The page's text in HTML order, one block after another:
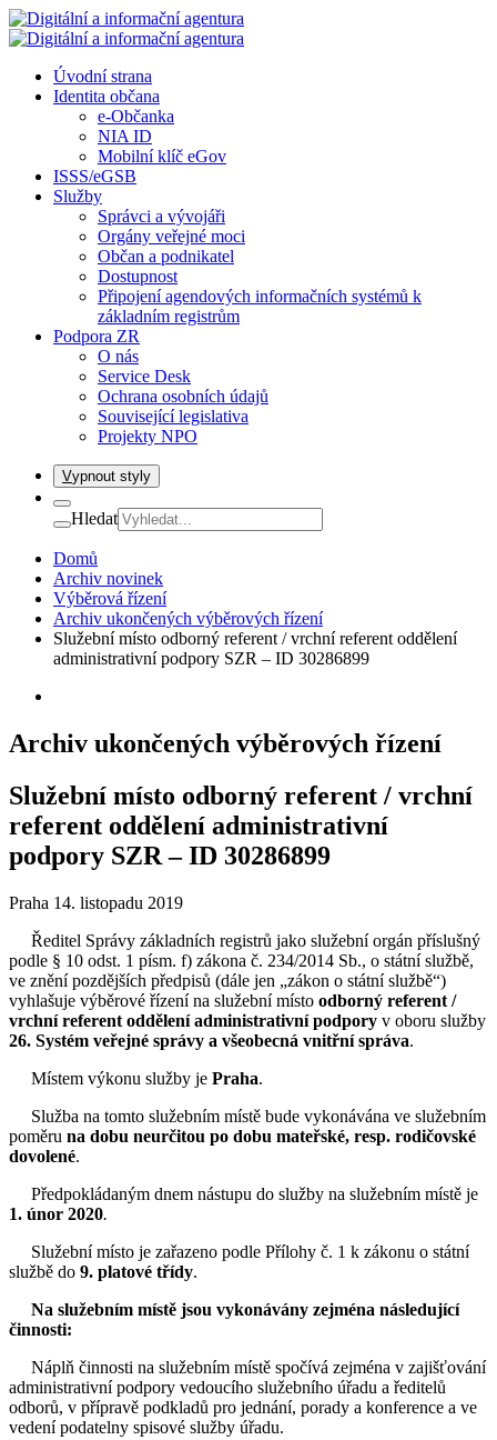
Úvodní strana
Identita občana
e-Občanka
NIA ID
Mobilní klíč eGov
ISSS/eGSB
Služby
Správci a vývojáři
Orgány veřejné moci
Občan a podnikatel
Dostupnost
Připojení agendových informačních systémů k
základním registrům
Podpora ZR
O nás
Service Desk
Ochrana osobních údajů
Související legislativa
Projekty NPO
Vypnout styly
Hledat
Domů
Archiv novinek
Výběrová řízení
Archiv ukončených výběrových řízení
Služební místo odborný referent / vrchní referent oddělení
administrativní podpory SZR – ID 30286899
Archiv ukončených výběrových řízení
Služební místo odborný referent / vrchní
referent oddělení administrativní
podpory SZR – ID 30286899
Praha 14. listopadu 2019
Ředitel Správy základních registrů jako služební orgán příslušný
podle § 10 odst. 1 písm. f) zákona č. 234/2014 Sb., o státní službě,
ve znění pozdějších předpisů (dále jen „zákon o státní službě“)
vyhlašuje výběrové řízení na služební místo odborný referent /
vrchní referent oddělení administrativní podpory v oboru služby
26. Systém veřejné správy a všeobecná vnitřní správa.
Místem výkonu služby je Praha.
Služba na tomto služebním místě bude vykonávána ve služebním
poměru na dobu neurčitou po dobu mateřské, resp. rodičovské
dovolené.
Předpokládaným dnem nástupu do služby na služebním místě je
1. únor 2020.
Služební místo je zařazeno podle Přílohy č. 1 k zákonu o státní
službě do 9. platové třídy.
Na služebním místě jsou vykonávány zejména následující
činnosti:
Náplň činnosti na služebním místě spočívá zejména v zajišťování
administrativní podpory vedoucího služebního úřadu a ředitelů
odborů, v přípravě podkladů pro jednání, porady a konference a ve
vedení podatelny spisové služby úřadu.